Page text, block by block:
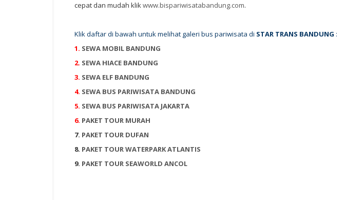
cepat dan mudah klikwww.bispariwisatabandung.com.
Klik daftar di bawah untuk melihat galeri bus pariwisata di STAR TRANS BANDUNG :
1. SEWA MOBIL BANDUNG
2. SEWA HIACE BANDUNG
3. SEWA ELF BANDUNG
4. SEWA BUS PARIWISATA BANDUNG
5. SEWA BUS PARIWISATA JAKARTA
6. PAKET TOUR MURAH
7. PAKET TOUR DUFAN
8. PAKET TOUR WATERPARK ATLANTIS
9. PAKET TOUR SEAWORLD ANCOL